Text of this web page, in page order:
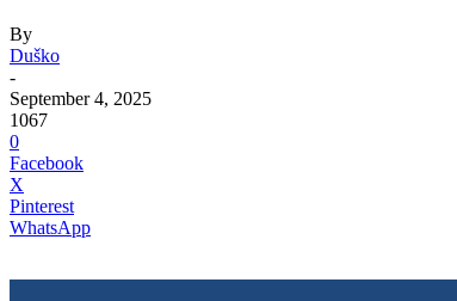
By
Duško
-
September 4, 2025
1067
0
Facebook
X
Pinterest
WhatsApp